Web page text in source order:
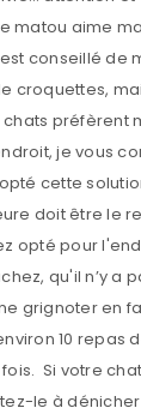
matou aime
conseillé de
croquettes,
préfèrent
je vous
cette
doit être le
opté pour
qu'il n’y a
grignoter en
10 repas
Si votre
le à